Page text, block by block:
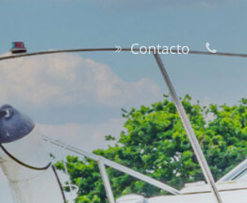
Contacto